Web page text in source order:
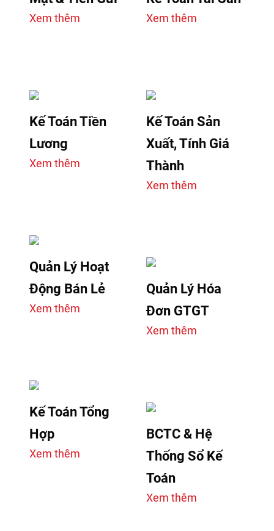
Xem thêm
Kế Toán Tiền
Lương
Xem thêm
Quản Lý Hoạt
Động Bán Lẻ
Xem thêm
Kế Toán Tổng
Hợp
Xem thêm
Xem thêm
Kế Toán Sản
Xuất, Tính Giá
Thành
Xem thêm
Quản Lý Hóa
Đơn GTGT
Xem thêm
BCTC & Hệ
Thống Sổ Kế
Toán
Xem thêm